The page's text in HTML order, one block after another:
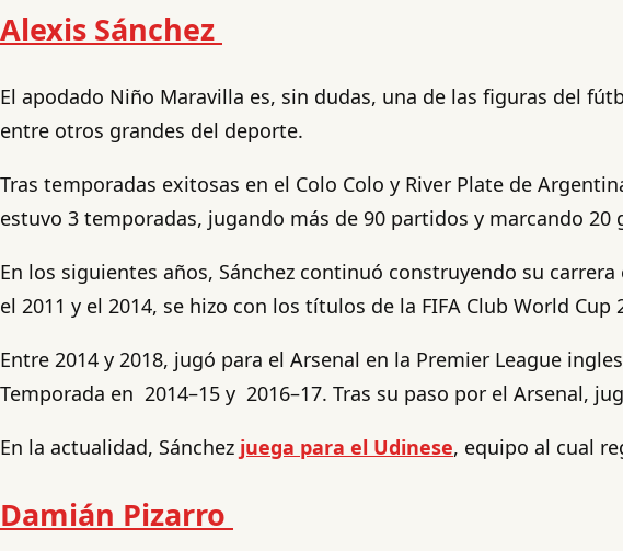
Alexis Sánchez
El apodado Niño Maravilla es, sin dudas, una de las figuras del
entre otros grandes del deporte.
Tras temporadas exitosas en el Colo Colo y River Plate de
estuvo 3 temporadas, jugando más de 90 partidos y marcando 20
En los siguientes años, Sánchez continuó construyendo su
el 2011 y el 2014, se hizo con los títulos de la FIFA Club World
Entre 2014 y 2018, jugó para el Arsenal en la Premier League
Temporada en 2014–15 y 2016–17. Tras su paso por el Arsenal,
En la actualidad, Sánchez juega para el Udinese, equipo al cual
Damián Pizarro